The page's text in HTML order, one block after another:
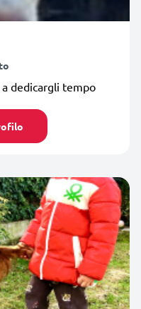
dedicargli tempo